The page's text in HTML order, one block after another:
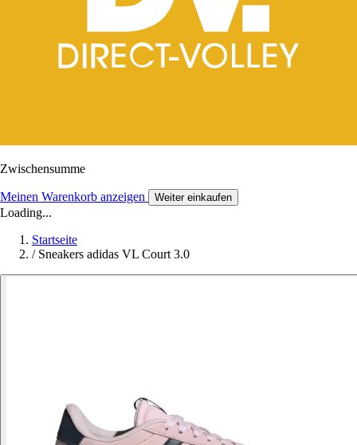
Zwischensumme
Meinen Warenkorb anzeigen Weiter einkaufen
Loading...
Startseite
/ Sneakers adidas VL Court 3.0